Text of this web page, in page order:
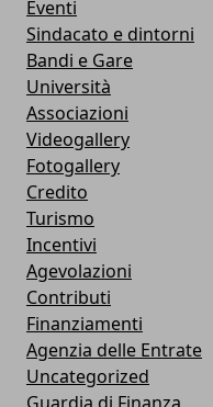
Eventi
Sindacato e dintorni
Bandi e Gare
Università
Associazioni
Videogallery
Fotogallery
Credito
Turismo
Incentivi
Agevolazioni
Contributi
Finanziamenti
Agenzia delle Entrate
Uncategorized